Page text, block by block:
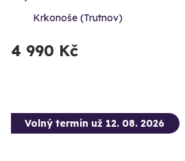
Krkonoše (Trutnov)
4 990 Kč
Volný termín už 12. 08. 2026